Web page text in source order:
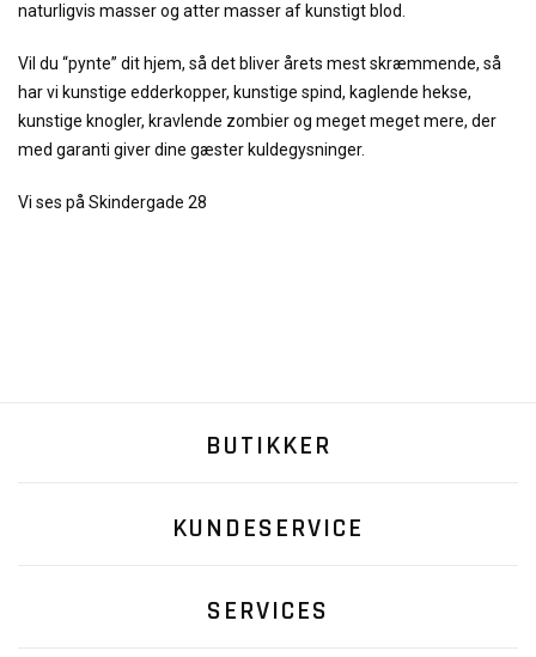
naturligvis masser og atter masser af kunstigt blod.
Vil du “pynte” dit hjem, så det bliver årets mest skræmmende, så
har vi kunstige edderkopper, kunstige spind, kaglende hekse,
kunstige knogler, kravlende zombier og meget meget mere, der
med garanti giver dine gæster kuldegysninger.
Vi ses på Skindergade 28
BUTIKKER
KUNDESERVICE
SERVICES